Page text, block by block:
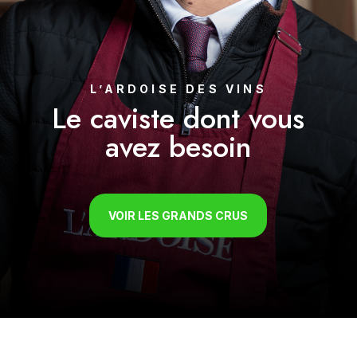
L’ARDOISE DES VINS
Le caviste dont vous
avez besoin
VOIR LES GRANDS CRUS